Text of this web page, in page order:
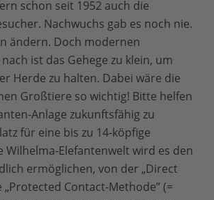
schon seit 1952 auch die
Nachwuchs gab es noch nie.
ändern. Doch modernen
ist das Gehege zu klein, um
Herde zu halten. Dabei wäre die
Großtiere so wichtig! Bitte helfen
Anlage zukunftsfähig zu
für eine bis zu 14-köpfige
Wilhelma-Elefantenwelt wird es den
ermöglichen, von der „Direct
„Protected Contact-­Methode” (=